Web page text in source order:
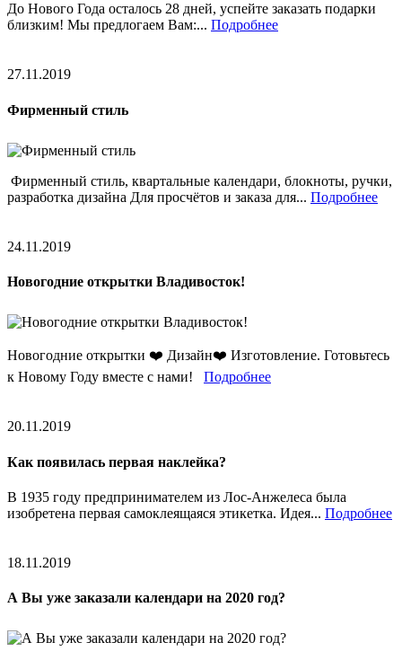
До Нового Года осталось 28 дней, успейте заказать подарки
близким! Мы предлогаем Вам:... Подробнее
27.11.2019
Фирменный стиль
Фирменный стиль, квартальные календари, блокноты, ручки,
разработка дизайна Для просчётов и заказа для... Подробнее
24.11.2019
Новогодние открытки Владивосток!
Новогодние открытки ❤️ Дизайн❤️ Изготовление. Готовьтесь
к Новому Году вместе с нами! Подробнее
20.11.2019
Как появилась первая наклейка?
В 1935 году предпринимателем из Лос-Анжелеса была
изобретена первая самоклеящаяся этикетка. Идея... Подробнее
18.11.2019
А Вы уже заказали календари на 2020 год?